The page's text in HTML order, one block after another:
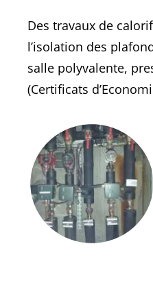
Des travaux de
l’isolation des
salle polyvalente,
(Certificats